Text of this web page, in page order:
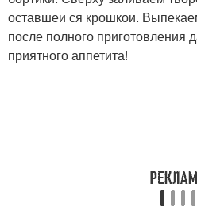
оставшеи ся крошкои.
после полного приготовления
приятного аппетита!